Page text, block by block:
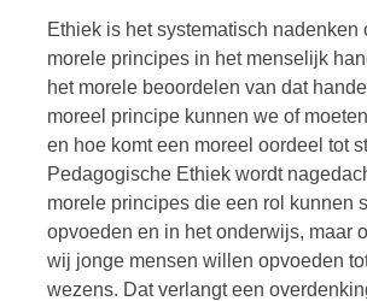
Ethiek is het systematisch nadenken
morele principes in het menselijk
het morele beoordelen van dat
moreel principe kunnen we of
en hoe komt een moreel oordeel tot
Pedagogische Ethiek wordt
morele principes die een rol kunnen
opvoeden en in het onderwijs, maar
wij jonge mensen willen opvoeden
wezens. Dat verlangt een